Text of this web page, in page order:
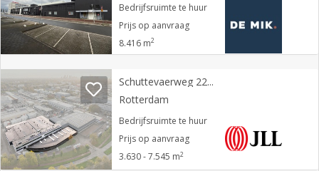
Registreren
Login
Bedrijfsruimte te huur
Prijs op aanvraag
8.416 m2
Schuttevaerweg 22 - 24
Rotterdam
Bedrijfsruimte te huur
Prijs op aanvraag
3.630 - 7.545 m2